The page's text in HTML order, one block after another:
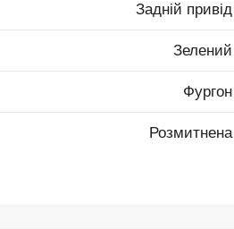
Задній привід
Зелений
Фургон
Розмитнена